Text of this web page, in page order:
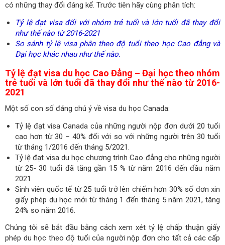
có những thay đổi đáng kể. Trước tiên hãy cùng phân tích:
Tỷ lệ đạt visa đối với nhóm trẻ tuổi và lớn tuổi đã thay đổi
như thế nào từ 2016-2021
So sánh tỷ lệ visa phân theo độ tuổi theo học Cao đẳng và
Đại học khác nhau như thế nào.
Tỷ lệ đạt visa du học Cao Đẳng – Đại học theo nhóm
trẻ tuổi và lớn tuổi đã thay đổi như thế nào từ 2016-
2021
Một số con số đáng chú ý về visa du học Canada:
Tỷ lệ đạt visa Canada của những người nộp đơn dưới 20 tuổi
cao hơn từ 30 – 40% đối với so với những người trên 30 tuổi
từ tháng 1/2016 đến tháng 5/2021.
Tỷ lệ đạt visa du học chương trình Cao đẳng cho những người
từ 25- 30 tuổi đã tăng gần 15 % từ năm 2016 đến đầu năm
2021.
Sinh viên quốc tế từ 25 tuổi trở lên chiếm hơn 30% số đơn xin
giấy phép du học mới từ tháng 1 đến tháng 5 năm 2021, tăng
24% so năm 2016.
Chúng tôi sẽ bắt đầu bằng cách xem xét tỷ lệ chấp thuận giấy
phép du học theo độ tuổi của người nộp đơn cho tất cả các cấp